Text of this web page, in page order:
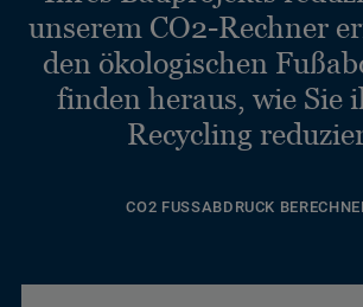
unserem CO2-Rechner
den ökologischen
finden heraus, wie Sie
Recycling
CO2 FUSSABDRUCK